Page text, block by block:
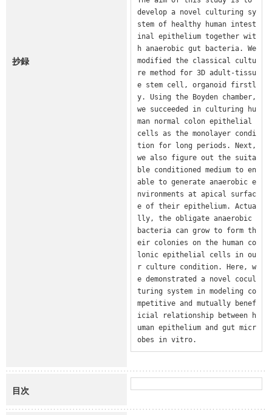
抄録
develop a novel culturing sy
stem of healthy human intest
inal epithelium together wit
h anaerobic gut bacteria. We
modified the classical cultu
re method for 3D adult-tissu
e stem cell, organoid firstl
y. Using the Boyden chamber,
we succeeded in culturing hu
man normal colon epithelial
cells as the monolayer condi
tion for long periods. Next,
we also figure out the suita
ble conditioned medium to en
able to generate anaerobic e
nvironments at apical surfac
e of their epithelium. Actua
lly, the obligate anaerobic
bacteria can grow to form th
eir colonies on the human co
lonic epithelial cells in ou
r culture condition. Here, w
e demonstrated a novel cocul
turing system in modeling co
mpetitive and mutually benef
icial relationship between h
uman epithelium and gut micr
obes in vitro.
目次